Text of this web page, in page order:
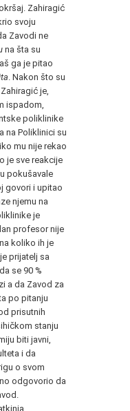
Zahiragić
svoju
Zavodi ne
na šta su
ga je pitao
. Nakon što su
je,
ispadom,
poliklinike
na Poliklinici su
mu nije rekao
je sve reakcije
pokušavale
govori i upitao
njemu na
je
profesor nije
koliko ih je
prijatelj sa
se 90 %
a da Zavod za
po pitanju
prisutnih
stanju
biti javni,
i da
o svom
odgovorio da